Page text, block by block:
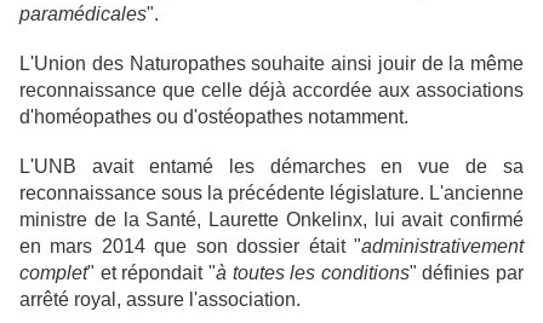
paramédicales".
L'Union des Naturopathes souhaite ainsi jouir de la même
reconnaissance que celle déjà accordée aux associations
d'homéopathes ou d'ostéopathes notamment.
L'UNB avait entamé les démarches en vue de sa
reconnaissance sous la précédente législature. L'ancienne
ministre de la Santé, Laurette Onkelinx, lui avait confirmé
en mars 2014 que son dossier était "administrativement
complet" et répondait "à toutes les conditions" définies par
arrêté royal, assure l'association.